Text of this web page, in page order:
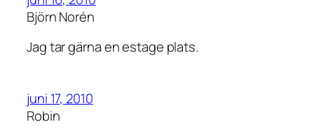
Björn Norén
Jag tar gärna en estage plats.
juni 17, 2010
Robin